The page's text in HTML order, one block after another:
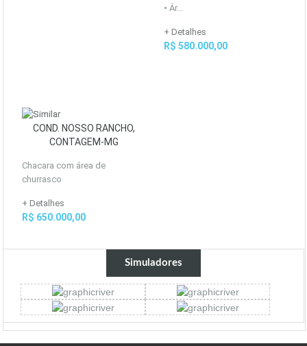
• Ár...
+ Detalhes
R$ 580.000,00
COND. NOSSO RANCHO,
CONTAGEM-MG
Chacara com área de
churrasco
+ Detalhes
R$ 650.000,00
Simuladores